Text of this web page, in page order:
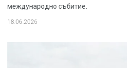
международно събитие.
18.06.2026